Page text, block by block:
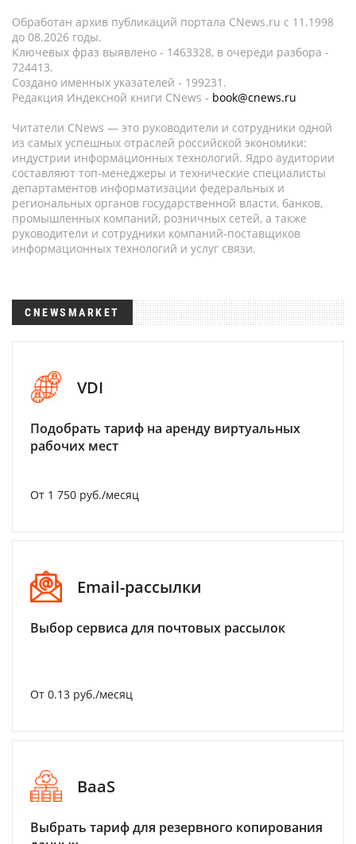
Обработан архив публикаций портала CNews.ru c 11.1998
до 08.2026 годы.
Ключевых фраз выявлено - 1463328, в очереди разбора -
724413.
Создано именных указателей - 199231.
Редакция Индексной книги CNews - book@cnews.ru
Читатели CNews — это руководители и сотрудники одной
из самых успешных отраслей российской экономики:
индустрии информационных технологий. Ядро аудитории
составляют топ-менеджеры и технические специалисты
департаментов информатизации федеральных и
региональных органов государственной власти, банков,
промышленных компаний, розничных сетей, а также
руководители и сотрудники компаний-поставщиков
информационных технологий и услуг связи.
CNEWSMARKET
VDI
Подобрать тариф на аренду виртуальных
рабочих мест
От 1 750 руб./месяц
Email-рассылки
Выбор сервиса для почтовых рассылок
От 0.13 руб./месяц
BaaS
Выбрать тариф для резервного копирования